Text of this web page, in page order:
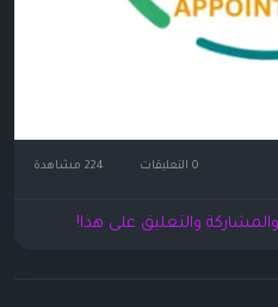
0 التعليقات
والتعليق على هذا!